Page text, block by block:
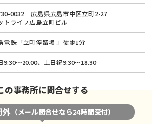
とを一番に考えた弁護活動を心がけてい
-0032
広島県広島市中区立町2-27
トライフ広島立町ビル
電鉄「立町停留場 」徒歩1分
9:30～20:00、土日祝9:30～18:30
の事務所に問合せする
外 （メール問合せなら24時間受付）